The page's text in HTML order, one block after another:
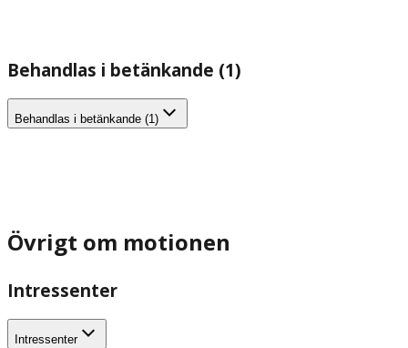
Behandlas i betänkande (1)
Behandlas i betänkande (1)
Övrigt om motionen
Intressenter
Intressenter